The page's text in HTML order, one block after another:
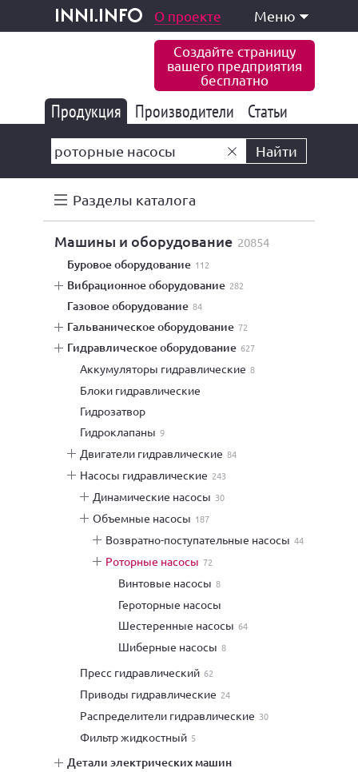
inni.info
и услуги О проекте Меню
Создайте страницу
вашего предприятия
бесплатно
Продукция 177 832
Производители 6 770
Статьи
Найти
Разделы каталога
машины и оборудование 20854
буровое оборудование 112
вибрационное оборудование 282
газовое оборудование 84
гальваническое оборудование 72
гидравлическое оборудование 627
аккумуляторы гидравлические 8
блоки гидравлические
гидрозатвор
гидроклапаны 9
двигатели гидравлические 84
насосы гидравлические 243
динамические насосы 30
объемные насосы 187
возвратно-поступательные насосы 44
роторные насосы 72
винтовые насосы 8
героторные насосы
шестеренные насосы 64
шиберные насосы 8
пресс гидравлический 62
приводы гидравлические 24
распределители гидравлические 30
фильтр жидкостный 5
детали электрических машин